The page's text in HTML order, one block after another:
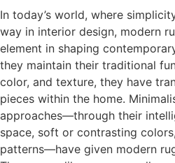
In today’s world, where
way in interior design, modern
element in shaping
they maintain their traditional
color, and texture, they have
pieces within the home.
approaches—through their
space, soft or contrasting
patterns—have given modern